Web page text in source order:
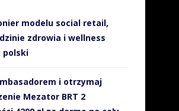
modelu social retail,
zdrowia i wellness
polski
i otrzymaj
Mezator BRT 2